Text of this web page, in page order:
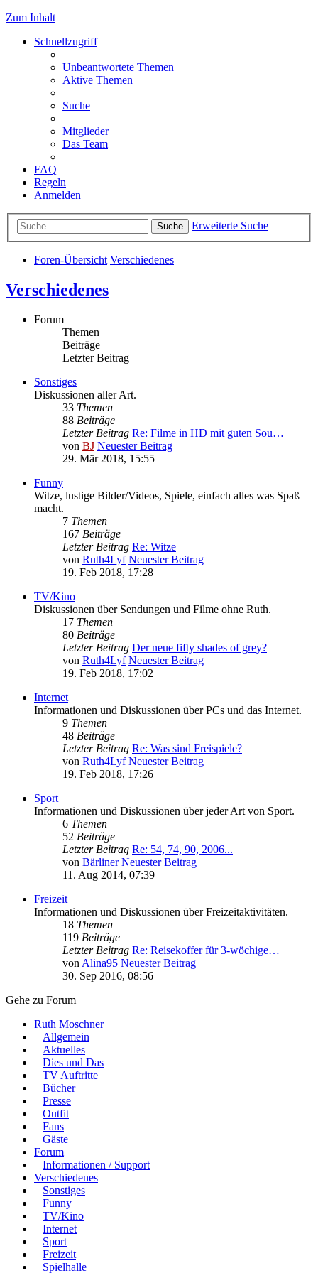
Zum Inhalt
Schnellzugriff
Unbeantwortete Themen
Aktive Themen
Suche
Mitglieder
Das Team
FAQ
Regeln
Anmelden
Suche Erweiterte Suche
Foren-Übersicht Verschiedenes
Verschiedenes
Forum
Themen
Beiträge
Letzter Beitrag
Sonstiges
Diskussionen aller Art.
33 Themen
88 Beiträge
Letzter Beitrag Re: Filme in HD mit guten Sou…
von BJ Neuester Beitrag
29. Mär 2018, 15:55
Funny
Witze, lustige Bilder/Videos, Spiele, einfach alles was Spaß
macht.
7 Themen
167 Beiträge
Letzter Beitrag Re: Witze
von Ruth4Lyf Neuester Beitrag
19. Feb 2018, 17:28
TV/Kino
Diskussionen über Sendungen und Filme ohne Ruth.
17 Themen
80 Beiträge
Letzter Beitrag Der neue fifty shades of grey?
von Ruth4Lyf Neuester Beitrag
19. Feb 2018, 17:02
Internet
Informationen und Diskussionen über PCs und das Internet.
9 Themen
48 Beiträge
Letzter Beitrag Re: Was sind Freispiele?
von Ruth4Lyf Neuester Beitrag
19. Feb 2018, 17:26
Sport
Informationen und Diskussionen über jeder Art von Sport.
6 Themen
52 Beiträge
Letzter Beitrag Re: 54, 74, 90, 2006...
von Bärliner Neuester Beitrag
11. Aug 2014, 07:39
Freizeit
Informationen und Diskussionen über Freizeitaktivitäten.
18 Themen
119 Beiträge
Letzter Beitrag Re: Reisekoffer für 3-wöchige…
vonAlina95 Neuester Beitrag
30. Sep 2016, 08:56
Gehe zu Forum
Ruth Moschner
Allgemein
Aktuelles
Dies und Das
TV Auftritte
Bücher
Presse
Outfit
Fans
Gäste
Forum
Informationen / Support
Verschiedenes
Sonstiges
Funny
TV/Kino
Internet
Sport
Freizeit
Spielhalle